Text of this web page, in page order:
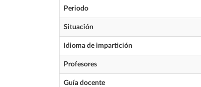
Periodo
Situación
Idioma de impartición
Profesores
Guía docente